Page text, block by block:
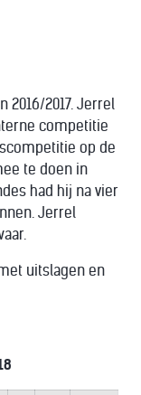
2017. Jerrel
competitie
op de
te doen in
had hij na vier
Jerrel
uitslagen en